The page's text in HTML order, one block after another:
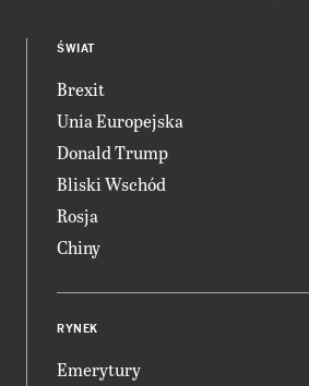
ŚWIAT
Brexit
Unia Europejska
Donald Trump
Bliski Wschód
Rosja
Chiny
RYNEK
Emerytury